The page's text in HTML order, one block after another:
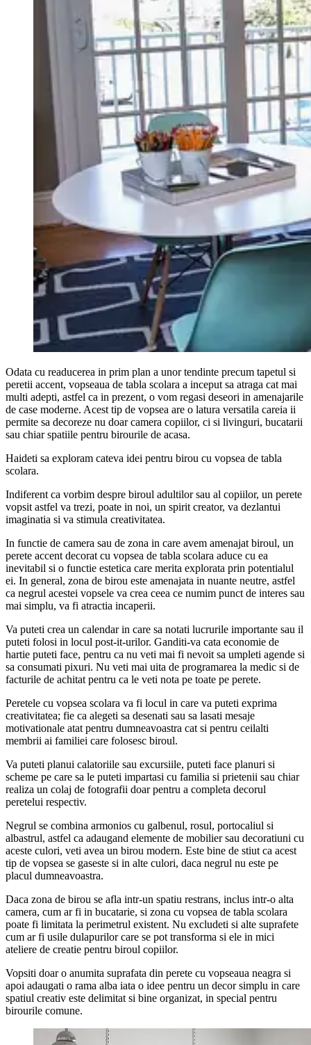
Odata cu readucerea in prim plan a unor tendinte precum tapetul si
peretii accent, vopseaua de tabla scolara a inceput sa atraga cat mai
multi adepti, astfel ca in prezent, o vom regasi deseori in amenajarile
de case moderne. Acest tip de vopsea are o latura versatila careia ii
permite sa decoreze nu doar camera copiilor, ci si livinguri, bucatarii
sau chiar spatiile pentru birourile de acasa.
Haideti sa exploram cateva idei pentru birou cu vopsea de tabla
scolara.
Indiferent ca vorbim despre biroul adultilor sau al copiilor, un perete
vopsit astfel va trezi, poate in noi, un spirit creator, va dezlantui
imaginatia si va stimula creativitatea.
In functie de camera sau de zona in care avem amenajat biroul, un
perete accent decorat cu vopsea de tabla scolara aduce cu ea
inevitabil si o functie estetica care merita explorata prin potentialul
ei. In general, zona de birou este amenajata in nuante neutre, astfel
ca negrul acestei vopsele va crea ceea ce numim punct de interes sau
mai simplu, va fi atractia incaperii.
Va puteti crea un calendar in care sa notati lucrurile importante sau il
puteti folosi in locul post-it-urilor. Ganditi-va cata economie de
hartie puteti face, pentru ca nu veti mai fi nevoit sa umpleti agende si
sa consumati pixuri. Nu veti mai uita de programarea la medic si de
facturile de achitat pentru ca le veti nota pe toate pe perete.
Peretele cu vopsea scolara va fi locul in care va puteti exprima
creativitatea; fie ca alegeti sa desenati sau sa lasati mesaje
motivationale atat pentru dumneavoastra cat si pentru ceilalti
membrii ai familiei care folosesc biroul.
Va puteti planui calatoriile sau excursiile, puteti face planuri si
scheme pe care sa le puteti impartasi cu familia si prietenii sau chiar
realiza un colaj de fotografii doar pentru a completa decorul
peretelui respectiv.
Negrul se combina armonios cu galbenul, rosul, portocaliul si
albastrul, astfel ca adaugand elemente de mobilier sau decoratiuni cu
aceste culori, veti avea un birou modern. Este bine de stiut ca acest
tip de vopsea se gaseste si in alte culori, daca negrul nu este pe
placul dumneavoastra.
Daca zona de birou se afla intr-un spatiu restrans, inclus intr-o alta
camera, cum ar fi in bucatarie, si zona cu vopsea de tabla scolara
poate fi limitata la perimetrul existent. Nu excludeti si alte suprafete
cum ar fi usile dulapurilor care se pot transforma si ele in mici
ateliere de creatie pentru biroul copiilor.
Vopsiti doar o anumita suprafata din perete cu vopseaua neagra si
apoi adaugati o rama alba iata o idee pentru un decor simplu in care
spatiul creativ este delimitat si bine organizat, in special pentru
birourile comune.